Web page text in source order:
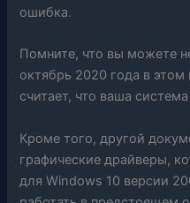
ошибка.
Помните, что вы можете
октябрь 2020 года в этом
считает, что ваша
Кроме того, другой
графические драйверы,
для Windows 10 версии